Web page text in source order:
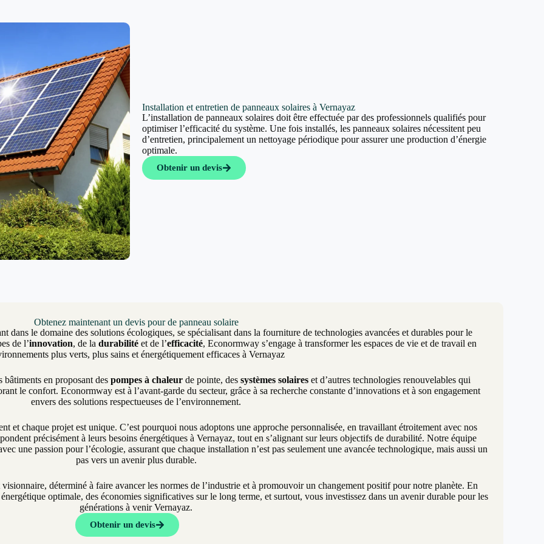
Installation et entretien de panneaux solaires à Vernayaz
L’installation de panneaux solaires doit être effectuée par des professionnels qualifiés pour
optimiser l’efficacité du système. Une fois installés, les panneaux solaires nécessitent peu
d’entretien, principalement un nettoyage périodique pour assurer une production d’énergie
optimale.
Obtenir un devis
Obtenez maintenant un devis pour de panneau solaire
dans le domaine des solutions écologiques, se spécialisant dans la fourniture de technologies avancées et durables pour le
de l’innovation, de la durabilitéet de l’efficacité, Econormway s’engage à transformer les espaces de vie et de travail en
plus verts, plus sains et énergétiquement efficaces à Vernayaz
bâtiments en proposant des pompes à chaleurde pointe, des systèmes solaireset d’autres technologies renouvelables qui
le confort. Econormway est à l’avant-garde du secteur, grâce à sa recherche constante d’innovations et à son engagement
envers des solutions respectueuses de l’environnement.
et chaque projet est unique. C’est pourquoi nous adoptons une approche personnalisée, en travaillant étroitement avec nos
précisément à leurs besoins énergétiques à Vernayaz, tout en s’alignant sur leurs objectifs de durabilité. Notre équipe
une passion pour l’écologie, assurant que chaque installation n’est pas seulement une avancée technologique, mais aussi un
pas vers un avenir plus durable.
déterminé à faire avancer les normes de l’industrie et à promouvoir un changement positif pour notre planète. En
optimale, des économies significatives sur le long terme, et surtout, vous investissez dans un avenir durable pour les
générations à venir Vernayaz.
Obtenir un devis